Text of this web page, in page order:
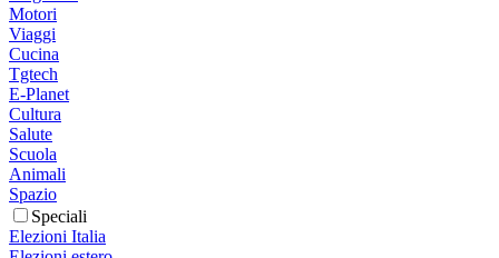
Motori
Viaggi
Cucina
Tgtech
E-Planet
Cultura
Salute
Scuola
Animali
Spazio
Speciali
Elezioni Italia